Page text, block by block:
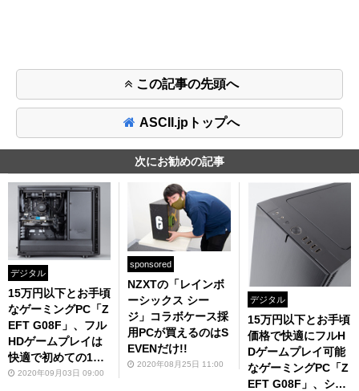
この記事の先頭へ
ASCII.jpトップへ
次にお勧めの記事
デジタル
15万円以下とお手頃
なゲーミングPC「Z
EFT G08F」、フル
HDゲームプレイは
快適で初めての1台
にも最適
2020年09月03日 09:00
sponsored
NZXTの「レインボ
ーシックス シー
ジ」コラボケース採
用PCが買えるのはS
EVENだけ!!
2020年08月25日 11:00
デジタル
15万円以下とお手頃
価格で快適にフルH
Dゲームプレイ可能
なゲーミングPC「Z
EFT G08F」、シッ